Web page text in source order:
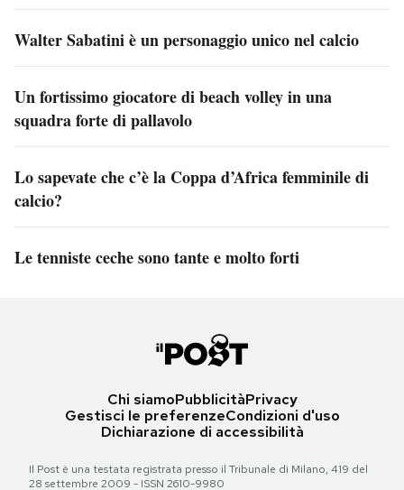
Walter Sabatini è un personaggio unico nel calcio
Un fortissimo giocatore di beach volley in una
squadra forte di pallavolo
Lo sapevate che c’è la Coppa d’Africa femminile di
calcio?
Le tenniste ceche sono tante e molto forti
Chi siamoPubblicitàPrivacy
Gestisci le preferenzeCondizioni d'uso
Dichiarazione di accessibilità
Il Post è una testata registrata presso il Tribunale di Milano, 419 del
28 settembre 2009 - ISSN 2610-9980